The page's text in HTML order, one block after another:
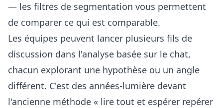
— les filtres de segmentation vous permettent
de comparer ce qui est comparable.
Les équipes peuvent lancer plusieurs fils de
discussion dans l'analyse basée sur le chat,
chacun explorant une hypothèse ou un angle
différent. C'est des années-lumière devant
l'ancienne méthode « lire tout et espérer repérer